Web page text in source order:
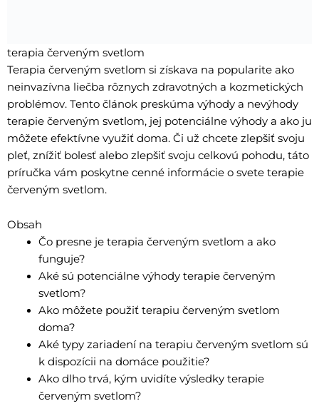
terapia červeným svetlom
Terapia červeným svetlom si získava na popularite ako
neinvazívna liečba rôznych zdravotných a kozmetických
problémov. Tento článok preskúma výhody a nevýhody
terapie červeným svetlom, jej potenciálne výhody a ako ju
môžete efektívne využiť doma. Či už chcete zlepšiť svoju
pleť, znížiť bolesť alebo zlepšiť svoju celkovú pohodu, táto
príručka vám poskytne cenné informácie o svete terapie
červeným svetlom.
Obsah
Čo presne je terapia červeným svetlom a ako
funguje?
Aké sú potenciálne výhody terapie červeným
svetlom?
Ako môžete použiť terapiu červeným svetlom
doma?
Aké typy zariadení na terapiu červeným svetlom sú
k dispozícii na domáce použitie?
Ako dlho trvá, kým uvidíte výsledky terapie
červeným svetlom?